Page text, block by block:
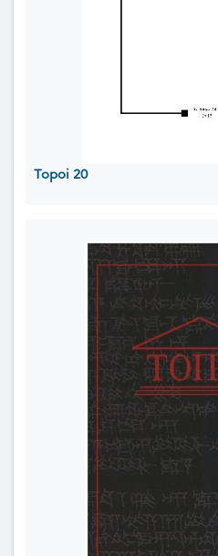
Topoi 20